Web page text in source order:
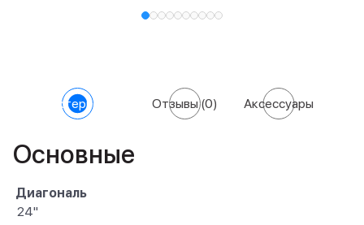
Характеристики Отзывы(0) Аксессуары
Основные
Диагональ
24"